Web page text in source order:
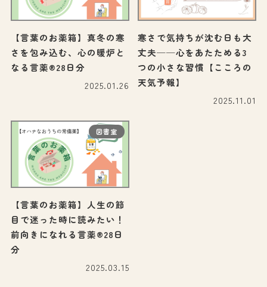
【言葉のお薬箱】真冬の寒
さを包み込む、心の暖炉と
なる言薬®28日分
2025.01.26
寒さで気持ちが沈む日も大
丈夫──心をあたためる3
つの小さな習慣【こころの
天気予報】
2025.11.01
図書室
【言葉のお薬箱】人生の節
目で迷った時に読みたい！
前向きになれる言薬®28日
分
2025.03.15